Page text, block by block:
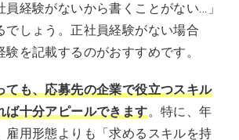
員経験がないから書くことがない…」
でしょう。正社員経験がない場合
を記載するのがおすすめです。
ても、応募先の企業で役立つスキル
ば十分アピールできます。特に、年
雇用形態よりも「求めるスキルを持